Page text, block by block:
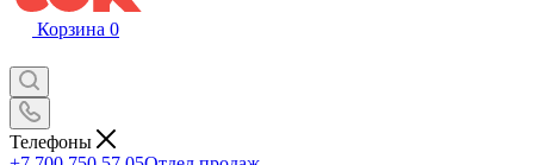
Корзина 0
Телефоны